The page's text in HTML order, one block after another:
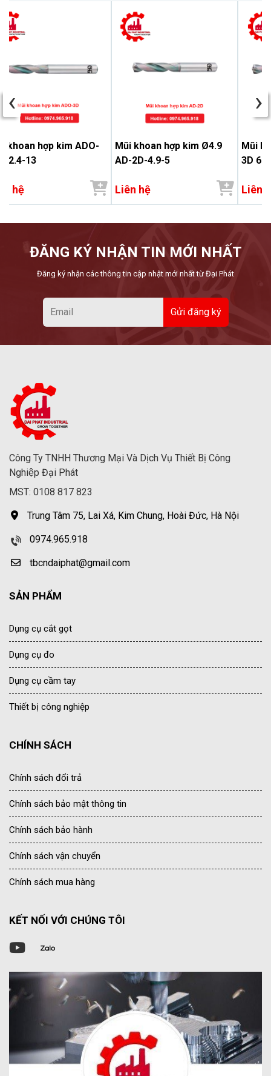
khoan hợp kim ADO-
12.4-13
hệ
Mũi khoan hợp kim Ø4.9
AD-2D-4.9-5
Liên hệ
Mũi
3D
Liên
‹ ›
ĐĂNG KÝ NHẬN TIN MỚI NHẤT
Đăng ký nhận các thông tin cập nhật mới nhất từ Đại Phát
Công Ty TNHH Thương Mại Và Dịch Vụ Thiết Bị Công
Nghiệp Đại Phát
MST: 0108 817 823
Trung Tâm 75, Lai Xá, Kim Chung, Hoài Đức, Hà Nội
0974.965.918
tbcndaiphat@gmail.com
SẢN PHẨM
Dụng cụ cắt gọt
Dụng cụ đo
Dụng cụ cầm tay
Thiết bị công nghiệp
CHÍNH SÁCH
Chính sách đổi trả
Chính sách bảo mật thông tin
Chính sách bảo hành
Chính sách vận chuyển
Chính sách mua hàng
KẾT NỐI VỚI CHÚNG TÔI